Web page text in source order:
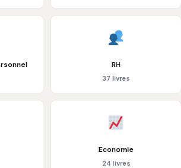
RH
37 livres
Economie
24 livres